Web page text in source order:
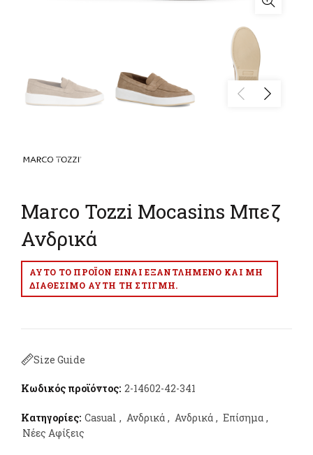
Marco Tozzi Mocasins Μπεζ
Ανδρικά
ΑΥΤΌ ΤΟ ΠΡΟΪΌΝ ΕΊΝΑΙ ΕΞΑΝΤΛΗΜΈΝΟ ΚΑΙ ΜΗ
ΔΙΑΘΈΣΙΜΟ ΑΥΤΉ ΤΗ ΣΤΙΓΜΉ.
Size Guide
Κωδικός προϊόντος: 2-14602-42-341
Κατηγορίες: Casual , Ανδρικά , Ανδρικά , Επίσημα ,
Νέες Αφίξεις